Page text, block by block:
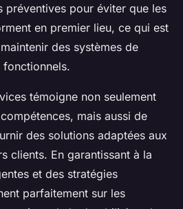
préventives pour éviter que les
en premier lieu, ce qui est
des systèmes de
fonctionnels.
témoigne non seulement
mais aussi de
des solutions adaptées aux
clients. En garantissant à la
et des stratégies
parfaitement sur les